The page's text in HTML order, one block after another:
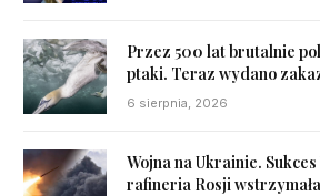
Przez 500 lat brutalnie
ptaki. Teraz wydano
6 sierpnia, 2026
Wojna na Ukrainie.
rafineria Rosji